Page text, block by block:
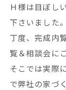
Ｈ様は目ぼし
下さいました。
丁度、完成内
覧＆相談会に
そこでは実際
で弊社の家づ